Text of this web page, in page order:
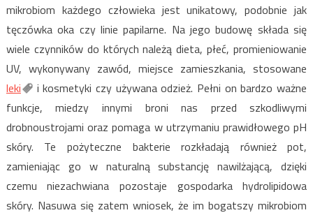
mikrobiom każdego człowieka jest unikatowy, podobnie jak
tęczówka oka czy linie papilarne. Na jego budowę składa się
wiele czynników do których należą dieta, płeć, promieniowanie
UV, wykonywany zawód, miejsce zamieszkania, stosowane
leki
i kosmetyki czy używana odzież. Pełni on bardzo ważne
funkcje, miedzy innymi broni nas przed szkodliwymi
drobnoustrojami oraz pomaga w utrzymaniu prawidłowego pH
skóry. Te pożyteczne bakterie rozkładają również pot,
zamieniając go w naturalną substancję nawilżającą, dzięki
czemu niezachwiana pozostaje gospodarka hydrolipidowa
skóry. Nasuwa się zatem wniosek, że im bogatszy mikrobiom